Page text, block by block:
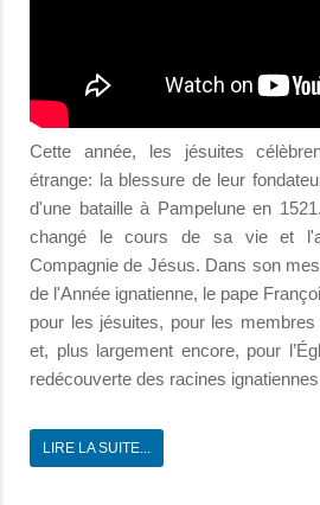
Cette année, les jésuites
étrange: la blessure de leur
d'une bataille à Pampelune en
changé le cours de sa vie et
Compagnie de Jésus. Dans son
de l'Année ignatienne, le pape
pour les jésuites, pour les
et, plus largement encore, pour
redécouverte des racines
LIRE LA SUITE...